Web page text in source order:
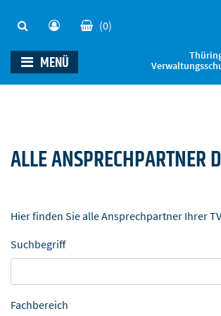
(0)
MENÜ
ALLE ANSPRECHPARTNER
Hier finden Sie alle Ansprechpartner Ihrer
Suchbegriff
Fachbereich